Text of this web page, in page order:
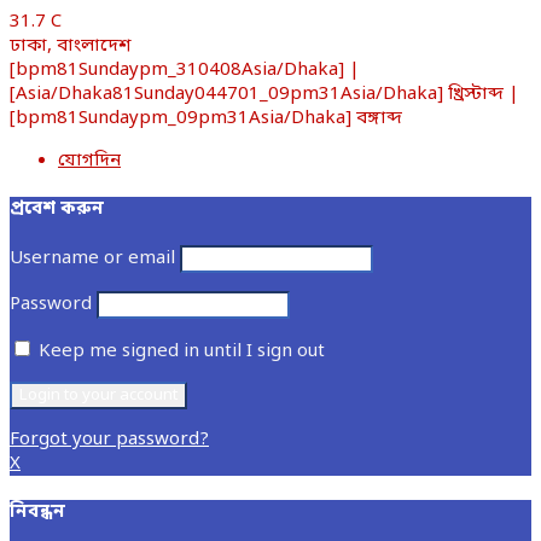
31.7 C
ঢাকা, বাংলাদেশ
[bpm81Sundaypm_310408Asia/Dhaka] |
[Asia/Dhaka81Sunday044701_09pm31Asia/Dhaka] খ্রিস্টাব্দ |
[bpm81Sundaypm_09pm31Asia/Dhaka] বঙ্গাব্দ
যোগদিন
প্রবেশ করুন
Username or email
Password
Keep me signed in until I sign out
Forgot your password?
X
নিবন্ধন